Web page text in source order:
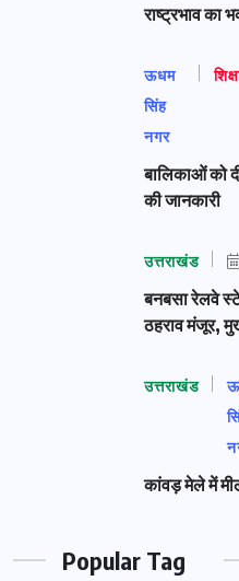
राष्ट्रभाव का
ऊधम
सिंह
नगर
बालिकाओं को
की जानकारी
उत्तराखंड
बनबसा रेलवे
ठहराव मंजूर,
उत्तराखंड
कांवड़ मेले में
Popular Tag